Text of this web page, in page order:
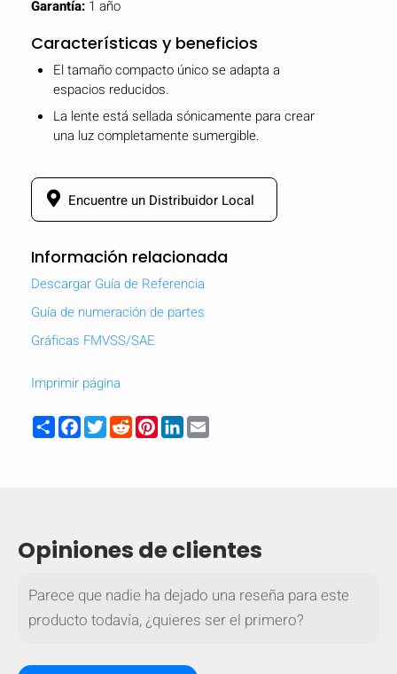
Garantía: 1 año
Características y beneficios
El tamaño compacto único se adapta a
espacios reducidos.
La lente está sellada sónicamente para crear
una luz completamente sumergible.
Encuentre un Distribuidor Local
Información relacionada
Descargar Guía de Referencia
Guía de numeración de partes
Gráficas FMVSS/SAE
Imprimir página
ShareFacebook
TwitterRedditPinterest
LinkedIn
Opiniones de clientes
Parece que nadie ha dejado una reseña para este
producto todavía, ¿quieres ser el primero?